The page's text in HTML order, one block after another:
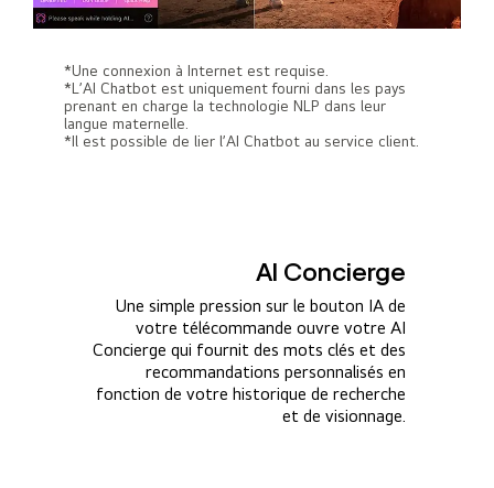
*Une connexion à Internet est requise.
*L’AI Chatbot est uniquement fourni dans les pays
prenant en charge la technologie NLP dans leur
langue maternelle.
*Il est possible de lier l’AI Chatbot au service client.
AI Concierge
Une simple pression sur le bouton IA de
votre télécommande ouvre votre AI
Concierge qui fournit des mots clés et des
recommandations personnalisés en
fonction de votre historique de recherche
et de visionnage.